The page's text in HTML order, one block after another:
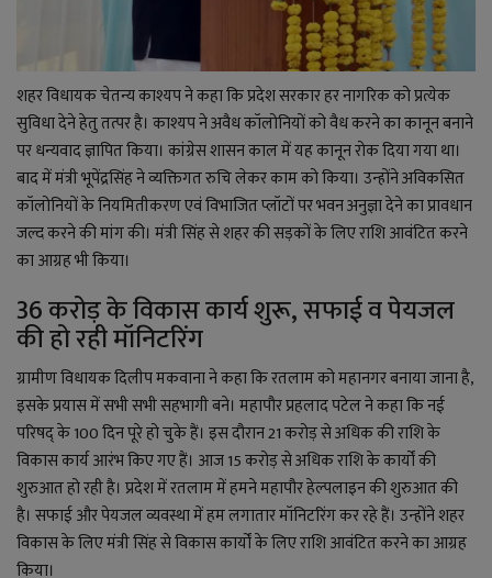
शहर विधायक चेतन्य काश्यप ने कहा कि प्रदेश सरकार हर नागरिक को प्रत्येक
सुविधा देने हेतु तत्पर है। काश्यप ने अवैध कॉलोनियों को वैध करने का कानून बनाने
पर धन्यवाद ज्ञापित किया। कांग्रेस शासन काल में यह कानून रोक दिया गया था।
बाद में मंत्री भूपेंद्रसिंह ने व्यक्तिगत रुचि लेकर काम को किया। उन्होंने अविकसित
कॉलोनियों के नियमितीकरण एवं विभाजित प्लॉटों पर भवन अनुज्ञा देने का प्रावधान
जल्द करने की मांग की। मंत्री सिंह से शहर की सड़कों के लिए राशि आवंटित करने
का आग्रह भी किया।
36 करोड़ के विकास कार्य शुरू, सफाई व पेयजल
की हो रही मॉनिटरिंग
ग्रामीण विधायक दिलीप मकवाना ने कहा कि रतलाम को महानगर बनाया जाना है,
इसके प्रयास में सभी सभी सहभागी बने। महापौर प्रहलाद पटेल ने कहा कि नई
परिषद् के 100 दिन पूरे हो चुके हैं। इस दौरान 21 करोड़ से अधिक की राशि के
विकास कार्य आरंभ किए गए हैं। आज 15 करोड़ से अधिक राशि के कार्यों की
शुरुआत हो रही है। प्रदेश में रतलाम में हमने महापौर हेल्पलाइन की शुरुआत की
है। सफाई और पेयजल व्यवस्था में हम लगातार मॉनिटरिंग कर रहे हैं। उन्होंने शहर
विकास के लिए मंत्री सिंह से विकास कार्यों के लिए राशि आवंटित करने का आग्रह
किया।